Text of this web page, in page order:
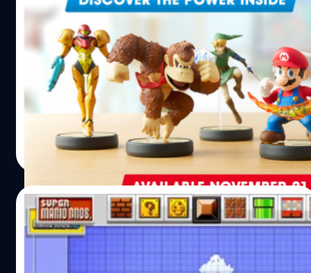
ได้เวลาทุบกระปุกแล้ว! Nintendo เตรียมขาย
ฟิกเกอร์ amiibo 21 พ.ย.นี้
ได้เวลาสำหรับการวางขายฟิกเกอร์ที่มาพร้อมกับเทคโนโลยี
Near Field Communication (NFC) ของทาง Nintendo ที่เอา
ไว้ใช้เล่นกับหลายๆ เกมบน Wii U และ 3DS ได้ กำหนดวาง
ขาย Wave แรกในอเมริกา 21 พฤศจิกายน ในยุโรป 28
พฤศจิกายน ส่วน Wave 2 ขายเดือนธันวาคม
Anurat Klikrom| 4320 days ago
Read More
13/06/2014
Nintendo เปิดตัว Mario Maker ให้ผู้เล่นสร้าง